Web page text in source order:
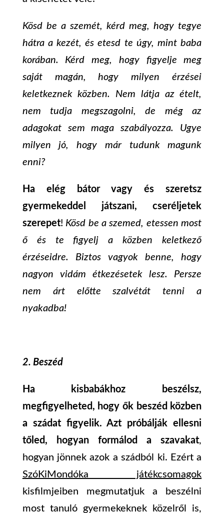
Kösd be a szemét, kérd meg, hogy tegye
hátra a kezét, és etesd te úgy, mint baba
korában. Kérd meg, hogy figyelje meg
saját magán, hogy milyen érzései
keletkeznek közben. Nem látja az ételt,
nem tudja megszagolni, de még az
adagokat sem maga szabályozza. Ugye
milyen jó, hogy már tudunk magunk
enni?
Ha elég bátor vagy és szeretsz
gyermekeddel játszani, cseréljetek
szerepet! Kösd be a szemed, etessen most
ő és te figyelj a közben keletkező
érzéseidre. Biztos vagyok benne, hogy
nagyon vidám étkezésetek lesz. Persze
nem árt előtte szalvétát tenni a
nyakadba!
2. Beszéd
Ha kisbabákhoz beszélsz,
megfigyelheted, hogy ők beszéd közben
a szádat figyelik. Azt próbálják ellesni
tőled, hogyan formálod a szavakat,
hogyan jönnek azok a szádból ki. Ezért a
SzóKiMondóka játékcsomagok
kisfilmjeiben megmutatjuk a beszélni
most tanuló gyermekeknek közelről is,